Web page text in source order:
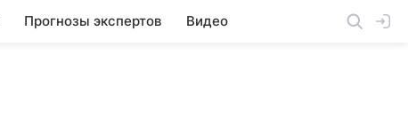
Прогнозы экспертов Видео